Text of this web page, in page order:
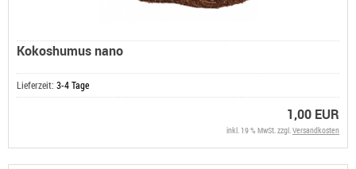
Kokoshumus nano
Lieferzeit: 3-4 Tage
1,00 EUR
inkl. 19 % MwSt. zzgl.Versandkosten